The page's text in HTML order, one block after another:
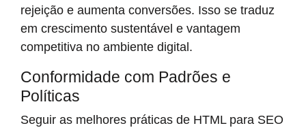
rejeição e aumenta conversões. Isso se traduz
em crescimento sustentável e vantagem
competitiva no ambiente digital.
Conformidade com Padrões e
Políticas
Seguir as melhores práticas de HTML para SEO